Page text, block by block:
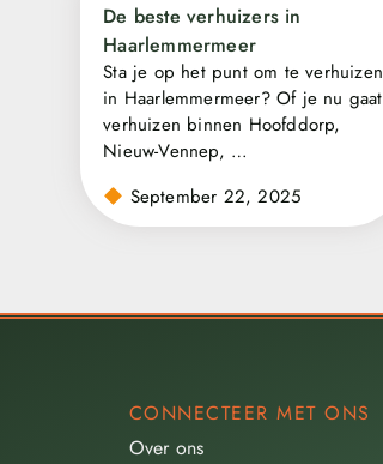
De beste verhuizers in
Haarlemmermeer
Sta je op het punt om te verhuizen
in Haarlemmermeer? Of je nu gaat
verhuizen binnen Hoofddorp,
Nieuw-Vennep, …
September 22, 2025
CONNECTEER MET ONS
Over ons